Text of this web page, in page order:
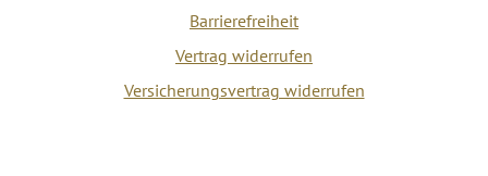
Barrierefreiheit
Vertrag widerrufen
Versicherungsvertrag widerrufen